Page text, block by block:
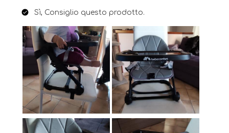
Sì, Consiglio questo prodotto.